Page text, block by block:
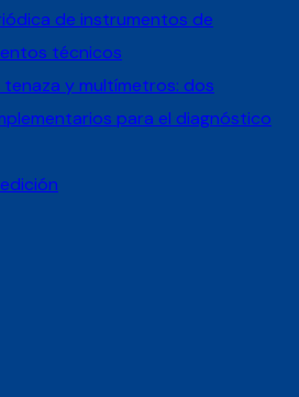
de instrumentos de
técnicos
y multímetros: dos
para el diagnóstico